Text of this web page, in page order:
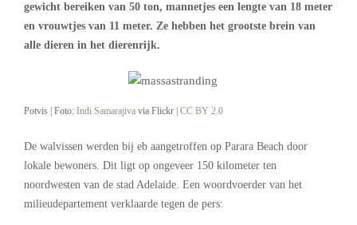
gewicht bereiken van 50 ton, mannetjes een lengte van 18 meter
en vrouwtjes van 11 meter. Ze hebben het grootste brein van
alle dieren in het dierenrijk.
Potvis | Foto: Indi Samarajiva via Flickr | CC BY 2.0
De walvissen werden bij eb aangetroffen op Parara Beach door
lokale bewoners. Dit ligt op ongeveer 150 kilometer ten
noordwesten van de stad Adelaide. Een woordvoerder van het
milieudepartement verklaarde tegen de pers: